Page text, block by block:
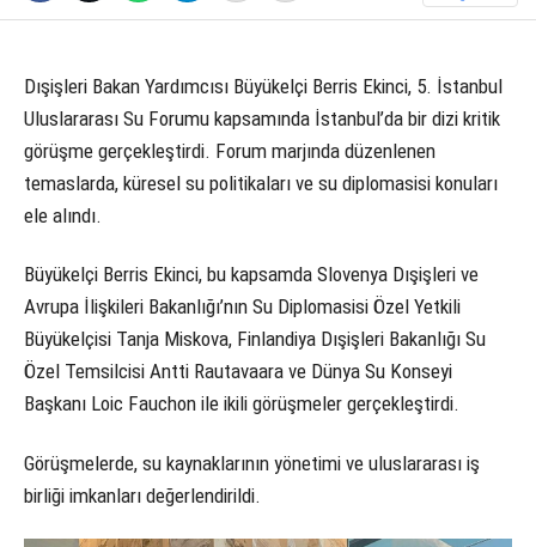
Dışişleri Bakan Yardımcısı Büyükelçi Berris Ekinci, 5. İstanbul
Uluslararası Su Forumu kapsamında İstanbul’da bir dizi kritik
görüşme gerçekleştirdi. Forum marjında düzenlenen
temaslarda, küresel su politikaları ve su diplomasisi konuları
ele alındı.
Büyükelçi Berris Ekinci, bu kapsamda Slovenya Dışişleri ve
Avrupa İlişkileri Bakanlığı’nın Su Diplomasisi Özel Yetkili
Büyükelçisi Tanja Miskova, Finlandiya Dışişleri Bakanlığı Su
Özel Temsilcisi Antti Rautavaara ve Dünya Su Konseyi
Başkanı Loic Fauchon ile ikili görüşmeler gerçekleştirdi.
Görüşmelerde, su kaynaklarının yönetimi ve uluslararası iş
birliği imkanları değerlendirildi.